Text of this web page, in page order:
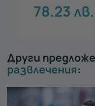
78.23лв.
Други
развлечения: